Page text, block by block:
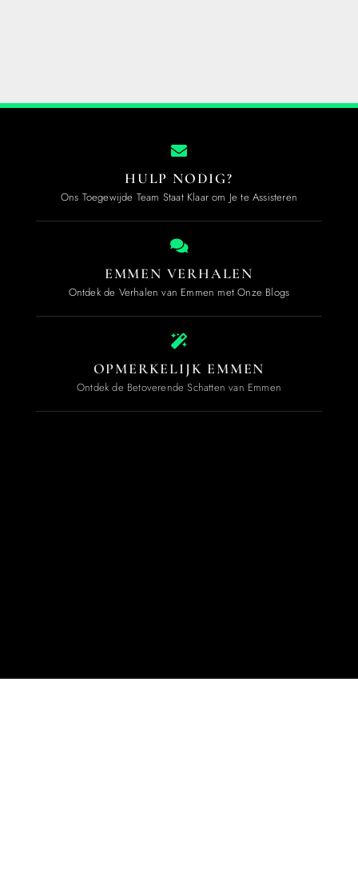
HULP NODIG?
Ons Toegewijde Team Staat Klaar om Je te Assisteren
EMMEN VERHALEN
Ontdek de Verhalen van Emmen met Onze Blogs
OPMERKELIJK EMMEN
Ontdek de Betoverende Schatten van Emmen